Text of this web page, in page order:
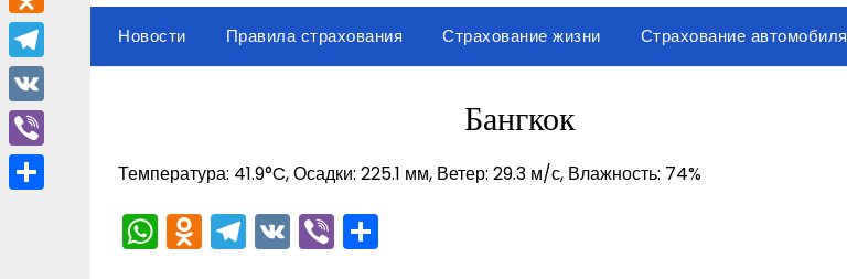
Новости Правила страхования Страхование жизни Страхование автомобиля
Бангкок
Температура: 41.9°C, Осадки: 225.1 мм, Ветер: 29.3 м/с, Влажность: 74%
WhatsApp
Odnoklassniki
Telegram
VKViber
Odnoklassniki
Telegram
VK
Viber